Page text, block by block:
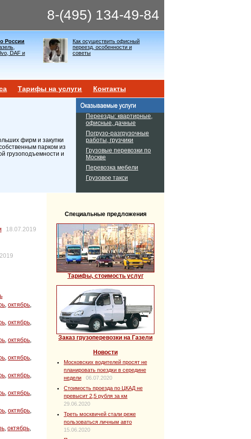
8-(495) 134-49-84
России
DAF и
Как осуществить офисный
переезд, особенности и
советы
Тарифы на услуги Контакты
фирм и закупки
парком из
грузоподъемности и
Переезды: квартирные,
офисные, дачные
Погрузо-разгрузочные
работы, грузчики
Грузовые перевозки по
Москве
Перевозка мебели
Грузовое такси
18.07.2019
, октябрь,
, октябрь,
, октябрь,
, октябрь,
, октябрь,
, октябрь,
, октябрь,
, октябрь,
Специальные предложения
Тарифы, стоимость услуг
Заказ грузоперевозки на Газели
Новости
Московских водителей просят не
планировать поездки в середине
недели
06.07.2020
Стоимость проезда по ЦКАД не
превысит 2,5 рубля за км
29.06.2020
Треть москвичей стали реже
пользоваться личным авто
15.06.2020